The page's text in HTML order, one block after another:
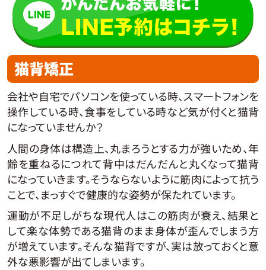
猫背矯正
会社や自宅でパソコンを使っている時、スマートフォンを
操作している時、食事をしている時など気が付くと猫背
になっていませんか？
人間の身体は構造上、丸まろうとする力が強いため、年
齢を重ねるにつれて背中はだんだんと丸くなって猫背
になっていきます。そうならないように筋肉によって抗う
ことで、まっすぐで健康的な姿勢が保たれています。
運動が不足しがちな現代人はこの筋肉が衰え、結果と
して楽な体勢である猫背のまま身体が歪んでしまう方
が増えています。そんな猫背ですが、実は放っておくと意
外な悪影響が出てしまいます。